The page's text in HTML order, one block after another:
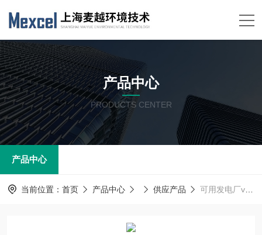
产品中心
PRODUCTS CENTER
产品中心
当前位置： 首页 产品中心 供应产品 可用发电厂voc在线监测设备包联网 麦越M-3000S型